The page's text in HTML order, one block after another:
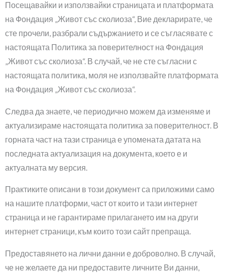
Посещавайки и използвайки страницата и платформата
на Фондация „Живот със сколиоза“, Вие декларирате, че
сте прочели, разбрали съдържанието и се съгласявате с
настоящата Политика за поверителност на Фондация
„Живот със сколиоза“. В случай, че не сте съгласни с
настоящата политика, моля не използвайте платформата
на Фондация „Живот със сколиоза“.
Следва да знаете, че периодично можем да изменяме и
актуализираме настоящата политика за поверителност. В
горната част на тази страница е упомената датата на
последната актуализация на документа, което е и
актуалната му версия.
Практиките описани в този документ са приложими само
на нашите платформи, част от които и тази интернет
страница и не гарантираме прилагането им на други
интернет страници, към които този сайт препраща.
Предоставянето на лични данни е доброволно. В случай,
че не желаете да ни предоставите личните Ви данни,